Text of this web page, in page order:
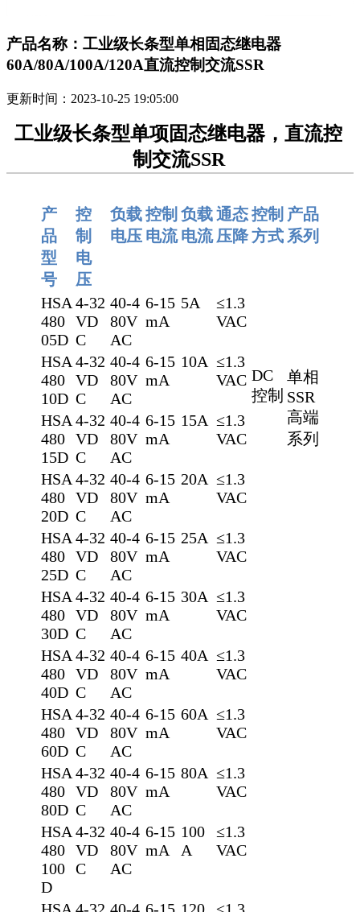
产品名称：工业级长条型单相固态继电器
60A/80A/100A/120A直流控制交流SSR
更新时间：2023-10-25 19:05:00
工业级长条型单项固态继电器，直流控
制交流SSR
产
品
型
号
控
制
电
压
负载
电压
控制
电流
负载
电流
通态
压降
控制
方式
产品
系列
HSA
480
05D
4-32
VD
C
40-4
80V
AC
6-15
mA
5A
≤1.3
VAC
DC
控制
单相
SSR
高端
系列
HSA
480
10D
4-32
VD
C
40-4
80V
AC
6-15
mA
10A ≤1.3
VAC
HSA
480
15D
4-32
VD
C
40-4
80V
AC
6-15
mA
15A ≤1.3
VAC
HSA
480
20D
4-32
VD
C
40-4
80V
AC
6-15
mA
20A ≤1.3
VAC
HSA
480
25D
4-32
VD
C
40-4
80V
AC
6-15
mA
25A ≤1.3
VAC
HSA
480
30D
4-32
VD
C
40-4
80V
AC
6-15
mA
30A ≤1.3
VAC
HSA
480
40D
4-32
VD
C
40-4
80V
AC
6-15
mA
40A ≤1.3
VAC
HSA
480
60D
4-32
VD
C
40-4
80V
AC
6-15
mA
60A ≤1.3
VAC
HSA
480
80D
4-32
VD
C
40-4
80V
AC
6-15
mA
80A ≤1.3
VAC
HSA
480
100
D
4-32
VD
C
40-4
80V
AC
6-15
mA
100
A
≤1.3
VAC